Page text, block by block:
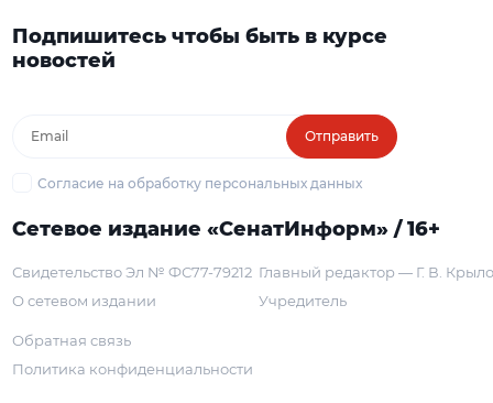
Подпишитесь чтобы быть в курсе
новостей
Отправить
Согласие на обработку персональных данных
Сетевое издание «СенатИнформ» / 16+
Свидетельство Эл № ФС77-79212
О сетевом издании
Главный редактор — Г. В.
Учредитель
Обратная связь
Политика конфиденциальности